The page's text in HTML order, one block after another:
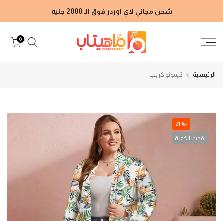
إلى
شحن مجاني لاي اوردر فوق الـ 2000 جنيه
0
الرئيسية كيمونو كريب
-21%
نفدت الكمية